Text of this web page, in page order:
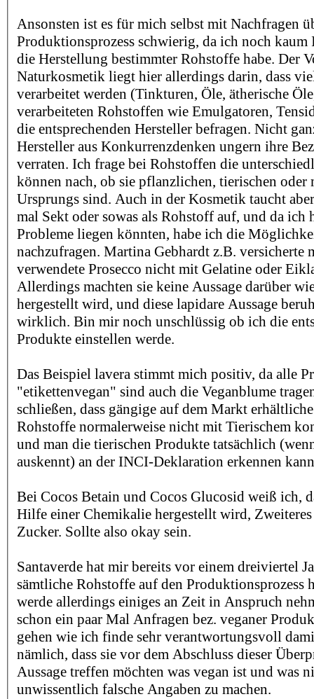
Ansonsten ist es für mich selbst mit Nachfragen
Produktionsprozess schwierig, da ich noch
die Herstellung bestimmter Rohstoffe habe. Der
Naturkosmetik liegt hier allerdings darin, dass
verarbeitet werden (Tinkturen, Öle, ätherische
verarbeiteten Rohstoffen wie Emulgatoren,
die entsprechenden Hersteller befragen. Nicht
Hersteller aus Konkurrenzdenken ungern ihre
verraten. Ich frage bei Rohstoffen die
können nach, ob sie pflanzlichen, tierischen oder
Ursprungs sind. Auch in der Kosmetik taucht
mal Sekt oder sowas als Rohstoff auf, und da ich
Probleme liegen könnten, habe ich die
nachzufragen. Martina Gebhardt z.B. versicherte
verwendete Prosecco nicht mit Gelatine oder
Allerdings machten sie keine Aussage darüber
hergestellt wird, und diese lapidare Aussage
wirklich. Bin mir noch unschlüssig ob ich die
Produkte einstellen werde.
Das Beispiel lavera stimmt mich positiv, da alle
"etikettenvegan" sind auch die Veganblume
schließen, dass gängige auf dem Markt
Rohstoffe normalerweise nicht mit Tierischem
und man die tierischen Produkte tatsächlich
auskennt) an der INCI-Deklaration erkennen
Bei Cocos Betain und Cocos Glucosid weiß ich,
Hilfe einer Chemikalie hergestellt wird,
Zucker. Sollte also okay sein.
Santaverde hat mir bereits vor einem dreiviertel
sämtliche Rohstoffe auf den Produktionsprozess
werde allerdings einiges an Zeit in Anspruch
schon ein paar Mal Anfragen bez. veganer
gehen wie ich finde sehr verantwortungsvoll
nämlich, dass sie vor dem Abschluss dieser
Aussage treffen möchten was vegan ist und was
unwissentlich falsche Angaben zu machen.